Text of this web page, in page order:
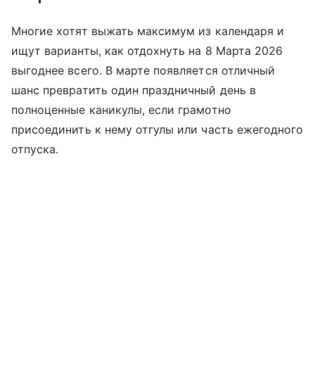
Многие хотят выжать максимум из календаря и
ищут варианты, как отдохнуть на 8 Марта 2026
выгоднее всего. В марте появляется отличный
шанс превратить один праздничный день в
полноценные каникулы, если грамотно
присоединить к нему отгулы или часть ежегодного
отпуска.